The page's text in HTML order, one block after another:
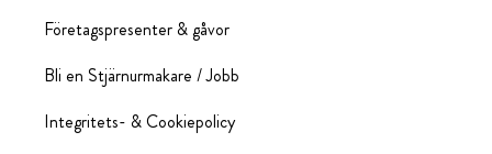
Företagspresenter & gåvor
Bli en Stjärnurmakare / Jobb
Integritets- & Cookiepolicy